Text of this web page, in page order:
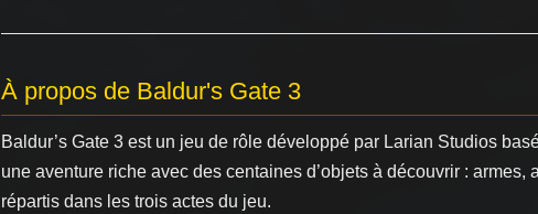
À propos de Baldur's Gate 3
Baldur’s Gate 3 est un jeu de rôle développé par Larian Studios
une aventure riche avec des centaines d’objets à découvrir :
répartis dans les trois actes du jeu.